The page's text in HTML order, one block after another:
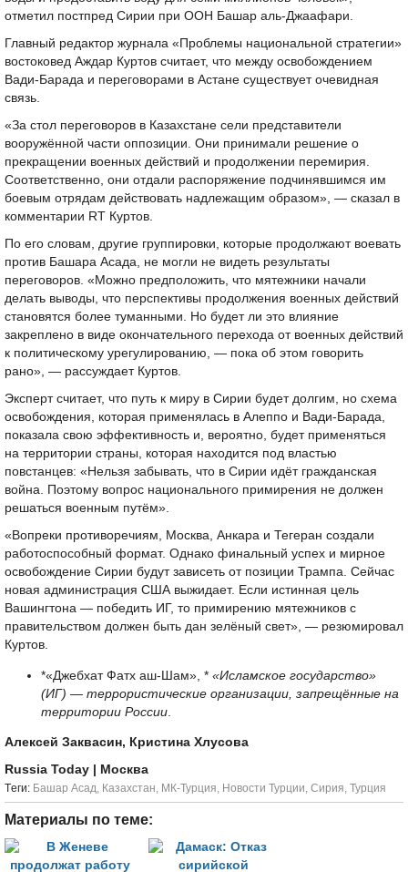
отметил постпред Сирии при ООН Башар аль-Джаафари.
Главный редактор журнала «Проблемы национальной стратегии»
востоковед Аждар Куртов считает, что между освобождением
Вади-Барада и переговорами в Астане существует очевидная
связь.
«За стол переговоров в Казахстане сели представители
вооружённой части оппозиции. Они принимали решение о
прекращении военных действий и продолжении перемирия.
Соответственно, они отдали распоряжение подчинявшимся им
боевым отрядам действовать надлежащим образом», — сказал в
комментарии RT Куртов.
По его словам, другие группировки, которые продолжают воевать
против Башара Асада, не могли не видеть результаты
переговоров. «Можно предположить, что мятежники начали
делать выводы, что перспективы продолжения военных действий
становятся более туманными. Но будет ли это влияние
закреплено в виде окончательного перехода от военных действий
к политическому урегулированию, — пока об этом говорить
рано», — рассуждает Куртов.
Эксперт считает, что путь к миру в Сирии будет долгим, но схема
освобождения, которая применялась в Алеппо и Вади-Барада,
показала свою эффективность и, вероятно, будет применяться
на территории страны, которая находится под властью
повстанцев: «Нельзя забывать, что в Сирии идёт гражданская
война. Поэтому вопрос национального примирения не должен
решаться военным путём».
«Вопреки противоречиям, Москва, Анкара и Тегеран создали
работоспособный формат. Однако финальный успех и мирное
освобождение Сирии будут зависеть от позиции Трампа. Сейчас
новая администрация США выжидает. Если истинная цель
Вашингтона — победить ИГ, то примирению мятежников с
правительством должен быть дан зелёный свет», — резюмировал
Куртов.
*«Джебхат Фатх аш-Шам», * «Исламское государство»
(ИГ) — террористические организации, запрещённые на
территории России
Алексей Заквасин, Кристина Хлусова
Russia Today
| Москва
Tеги: Башар Асад, Казахстан, МК-Турция, Новости Турции, Сирия, Турция
Материалы по теме: